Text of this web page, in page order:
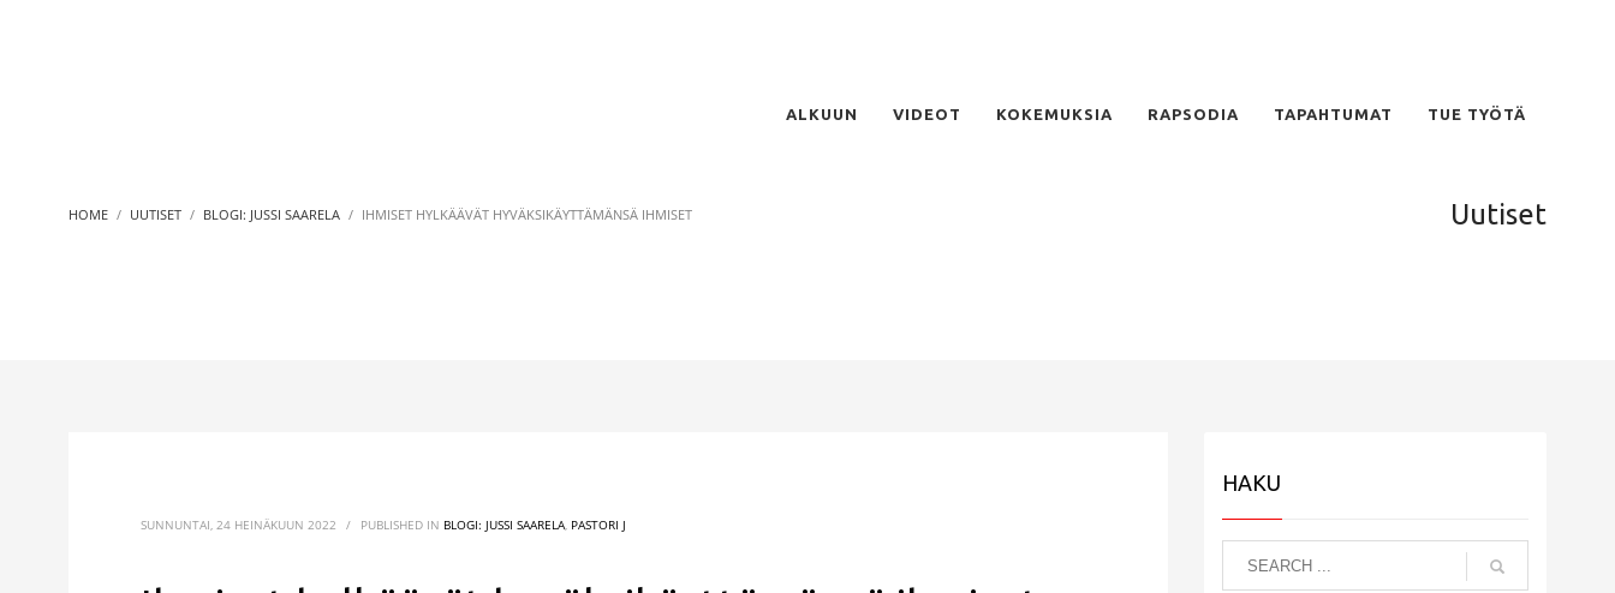
ALKUUN VIDEOT KOKEMUKSIA RAPSODIA TAPAHTUMAT TUE TYÖTÄ
HOME UUTISET BLOGI: JUSSI SAARELA IHMISET HYLKÄÄVÄT HYVÄKSIKÄYTTÄMÄNSÄ IHMISET Uutiset
SUNNUNTAI, 24 HEINÄKUUN 2022 / PUBLISHED IN BLOGI: JUSSI SAARELA, PASTORI J
HAKU